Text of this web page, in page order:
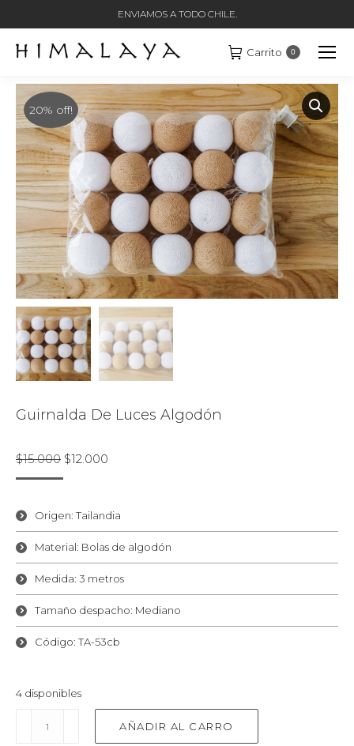
ENVIAMOS A TODO CHILE.
Carrito 0
20% off!
Guirnalda De Luces Algodón
$15.000 El
era:
$15.000.
$12.000
es:
$12.000.
Origen: Tailandia
Material: Bolas de algodón
Medida: 3 metros
Tamaño despacho: Mediano
Código: TA-53cb
4 disponibles
AÑADIR AL CARRO